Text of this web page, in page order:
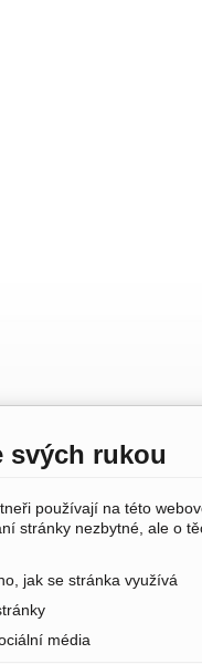
v obci
svých rukou
používají na této
stránky nezbytné, ale o
jak se stránka využívá
média